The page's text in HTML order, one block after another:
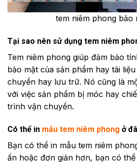
tem niêm phong bảo
Tại sao nên sử dụng tem niêm
Tem niêm phong giúp đảm bảo
bảo mật của sản phẩm hay tài
chuyển hay lưu trữ. Nó cũng là
với việc sản phẩm bị móc hay
trình vận chuyển.
Có thể in mẫu tem niêm phong ở
Bạn có thể in mẫu tem niêm
ấn hoặc đơn giản hơn, bạn có